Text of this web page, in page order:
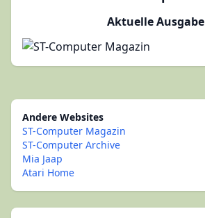
Aktuelle Ausgabe
Andere Websites
ST-Computer Magazin
ST-Computer Archive
Mia Jaap
Atari Home